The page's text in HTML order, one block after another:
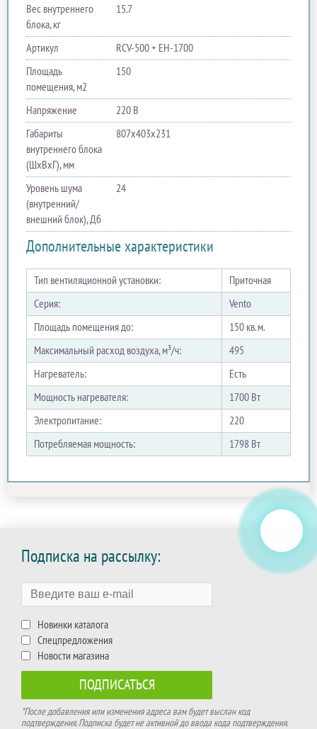
Вес внутреннего
блока, кг
15.7
Артикул
RCV-500 + EH-1700
Площадь
помещения, м2
150
Напряжение
220 В
Габариты
внутреннего блока
(ШхВхГ), мм
807х403х231
Уровень шума
(внутренний/
внешний блок), Дб
24
Дополнительные характеристики
Тип вентиляционной установки:
Приточная
Серия:
Vento
Площадь помещения до:
150 кв. м.
Максимальный расход воздуха, м³/ч:
495
Нагреватель:
Есть
Мощность нагревателя:
1700 Вт
Электропитание:
220
Потребляемая мощность:
1798 Вт
Подписка на рассылку:
Новинки каталога
Спецпредложения
Новости магазина
*После добавления или изменения адреса вам будет выслан код
подтверждения. Подписка будет не активной до ввода кода подтверждения.